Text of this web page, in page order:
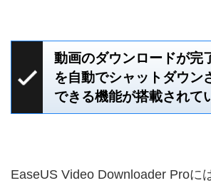
動画のダウンロードが完
を自動でシャットダウン
できる機能が搭載されて
EaseUS Video Downloader Proに